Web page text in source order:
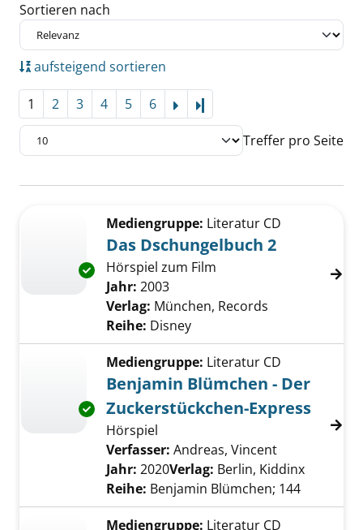
Sortieren nach
aufsteigend sortieren
1 2 3 4 5 6
Treffer pro Seite
Zu den Suchfiltern springen
Exemplar-Details von Das Dschungelbuch 2
Mediengruppe: Literatur CD
Das Dschungelbuch 2
Hörspiel zum Film
Suche nach diesem Verfasser
Jahr: 2003
Verlag: München, Records
Reihe: Disney
Exemplar-Details von Benjamin Blümchen -
Mediengruppe: Literatur CD
Benjamin Blümchen - Der
Zuckerstückchen-Express
Hörspiel
Verfasser: Andreas, Vincent
Jahr: 2020Verlag: Berlin, Kiddinx
Reihe: Benjamin Blümchen; 144
Mediengruppe: Literatur CD